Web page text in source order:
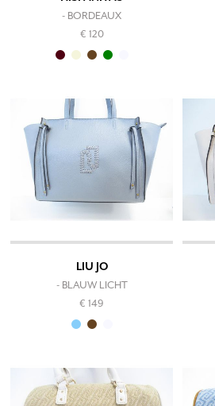
- BORDEAUX
€ 120
LIU JO
- BLAUW LICHT
€ 149